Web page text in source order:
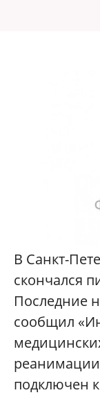
В Санкт-
скончался
Последние
сообщил
подключен